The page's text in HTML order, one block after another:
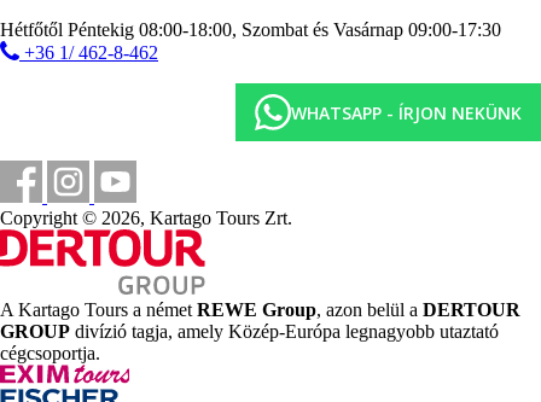
Távolság a legközelebbi repülőtértől
Hétfőtől Péntekig 08:00-18:00, Szombat és Vasárnap 09:00-17:30
+36 1/ 462-8-462
WHATSAPP - ÍRJON NEKÜNK
Copyright © 2026, Kartago Tours Zrt.
A Kartago Tours a német REWE Group, azon belül a DERTOUR
GROUP divízió tagja, amely Közép-Európa legnagyobb utaztató
cégcsoportja.